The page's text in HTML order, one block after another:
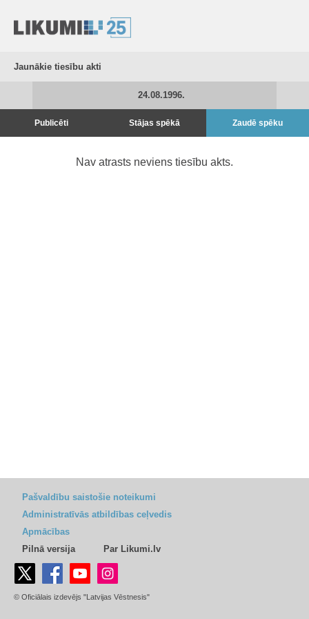
Jaunākie tiesību akti
24.08.1996.
Publicēti Stājas spēkā Zaudē spēku
Nav atrasts neviens tiesību akts.
Pašvaldību saistošie noteikumi
Administratīvās atbildības ceļvedis
Apmācības
Pilnā versija
Par Likumi.lv
© Oficiālais izdevējs "Latvijas Vēstnesis"